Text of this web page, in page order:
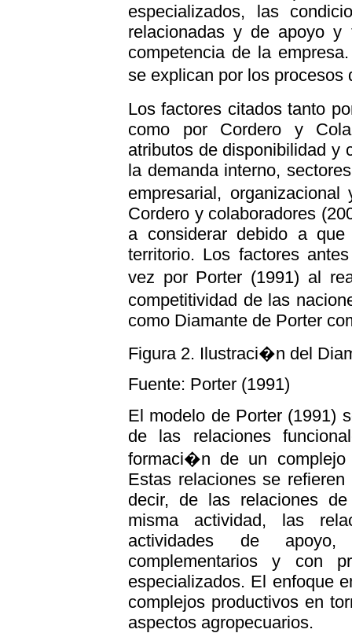
especializados, las
relacionadas y de apoyo y
competencia de la
se explican por los
Los factores citados tanto
como por Cordero y
atributos de disponibilidad y
la demanda interno,
empresarial,
Cordero y colaboradores
a considerar debido a
territorio. Los factores
vez por Porter (1991) al
competitividad de las
como Diamante de Porter
Figura 2. Ilustraci�n del
Fuente: Porter (1991)
El modelo de Porter (1991)
de las relaciones
formaci�n de un
Estas relaciones se
decir, de las relaciones
misma actividad, las
actividades de
complementarios y con
especializados. El enfoque
complejos productivos en
aspectos agropecuarios.